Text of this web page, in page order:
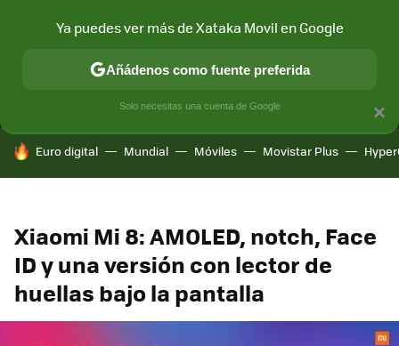
MÓVIL Y SOCIEDAD APLICACIONES
HOY SE HABLA DE
Euro digital Mundial Móviles Movistar Plus
Xiaomi Mi 8: AMOLED, notch, Face
ID y una versión con lector de
huellas bajo la pantalla
×
Ya puedes ver más de Xataka Movil en Google
Añádenos como fuente preferida
Solo necesitas una cuenta de Google